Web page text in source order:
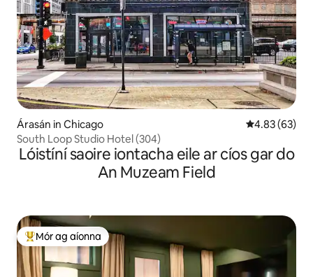
Árasán in Chicago Meánrátáil
4.83 (63)
South Loop Studio Hotel (304)
Lóistíní saoire iontacha eile ar cíos gar do
An Muzeam Field
An-mhór ag aíonna
Mór ag aíonna